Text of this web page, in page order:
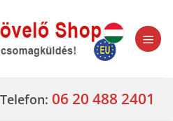
Telefon: 06 20 488 2401